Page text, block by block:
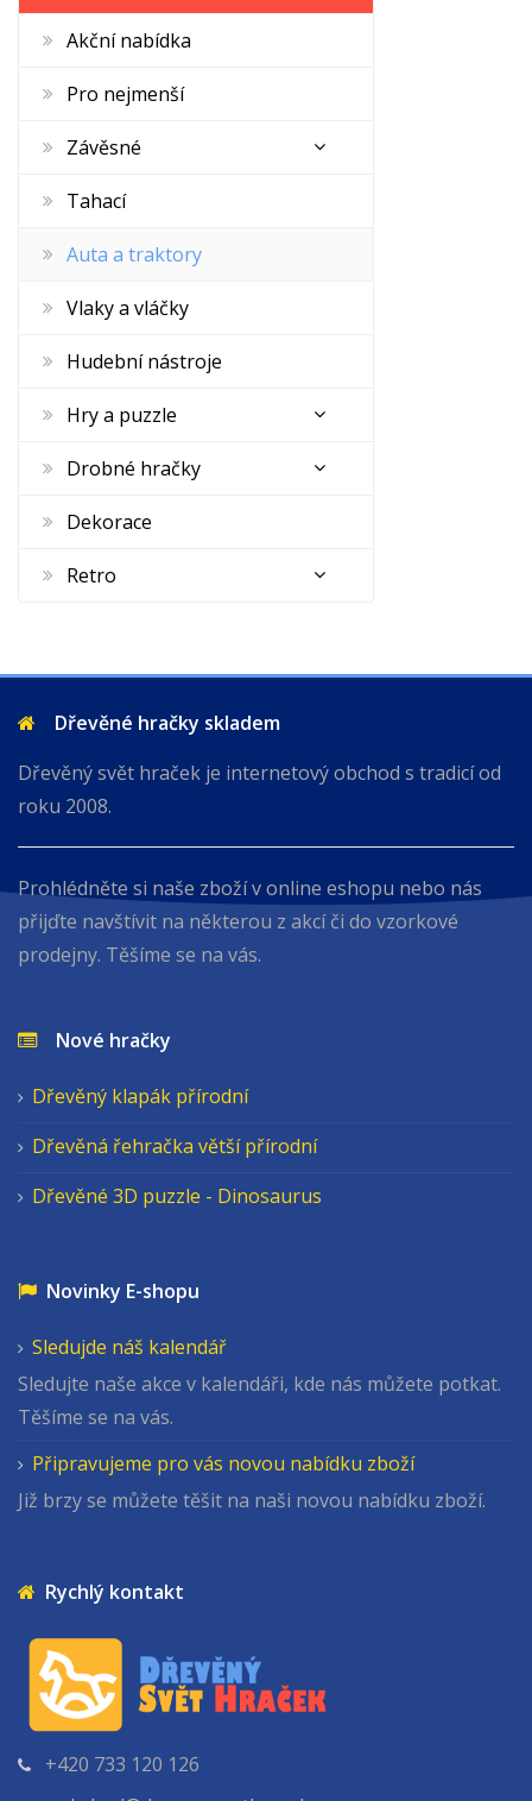
Akční nabídka
Pro nejmenší
Závěsné
Tahací
Auta a traktory
Vlaky a vláčky
Hudební nástroje
Hry a puzzle
Drobné hračky
Dekorace
Retro
Dřevěné hračky skladem
Dřevěný svět hraček je internetový obchod s tradicí od
roku 2008.
Prohlédněte si naše zboží v online eshopu nebo nás
přijďte navštívit na některou z akcí či do vzorkové
prodejny. Těšíme se na vás.
Nové hračky
Dřevěný klapák přírodní
Dřevěná řehračka větší přírodní
Dřevěné 3D puzzle - Dinosaurus
Novinky E-shopu
Sledujde náš kalendář
Sledujte naše akce v kalendáři, kde nás můžete potkat.
Těšíme se na vás.
Připravujeme pro vás novou nabídku zboží
Již brzy se můžete těšit na naši novou nabídku zboží.
Rychlý kontakt
+420 733 120 126